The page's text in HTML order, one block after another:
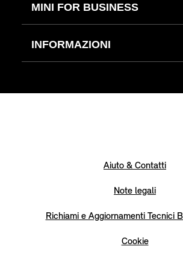
MINI FOR BUSINESS
INFORMAZIONI
Aiuto & Contatti
Note legali
Richiami e Aggiornamenti Tecnici
Cookie